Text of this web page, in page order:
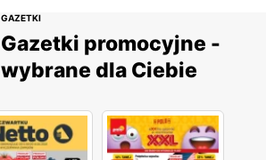
GAZETKI
Gazetki promocyjne -
wybrane dla Ciebie